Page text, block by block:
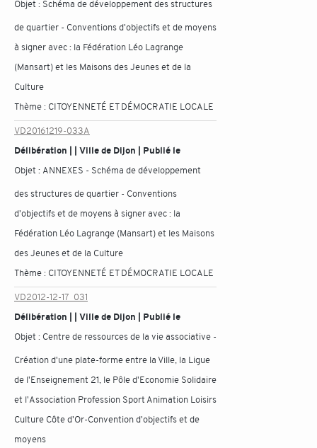
Objet : Schéma de développement des structures
de quartier - Conventions d'objectifs et de moyens
à signer avec : la Fédération Léo Lagrange
(Mansart) et les Maisons des Jeunes et de la
Culture
Thème : CITOYENNETÉ ET DÉMOCRATIE LOCALE
VD20161219-033A
Délibération | | Ville de Dijon | Publié le
Objet : ANNEXES - Schéma de développement
des structures de quartier - Conventions
d'objectifs et de moyens à signer avec : la
Fédération Léo Lagrange (Mansart) et les Maisons
des Jeunes et de la Culture
Thème : CITOYENNETÉ ET DÉMOCRATIE LOCALE
VD2012-12-17_031
Délibération | | Ville de Dijon | Publié le
Objet : Centre de ressources de la vie associative -
Création d'une plate-forme entre la Ville, la Ligue
de l'Enseignement 21, le Pôle d'Economie Solidaire
et l'Association Profession Sport Animation Loisirs
Culture Côte d'Or-Convention d'objectifs et de
moyens